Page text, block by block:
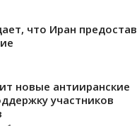
что Иран
новые антииранские
участников